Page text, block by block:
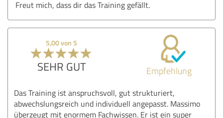
Freut mich, dass dir das Training gefällt.
5,00 von 5
SEHR GUT Empfehlung
Das Training ist anspruchsvoll, gut strukturiert,
abwechslungsreich und individuell angepasst. Massimo
überzeugt mit enormem Fachwissen. Er ist ein super